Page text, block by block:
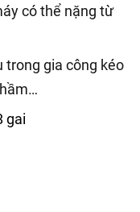
có thể nặng từ
trong gia công kéo
gai